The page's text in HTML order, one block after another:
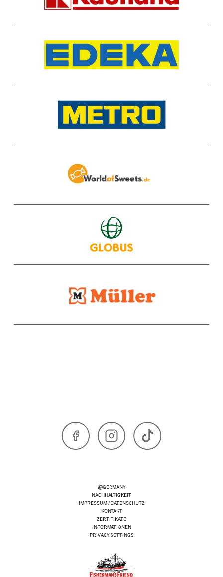
EDEKA
METRO
WORLD OF SWEETS
GLOBUS
MÜLLER
GERMANY
NACHHALTIGKEIT
IMPRESSUM / DATENSCHUTZ
KONTAKT
ZERTIFIKATE
INFORMATIONEN
PRIVACY SETTINGS